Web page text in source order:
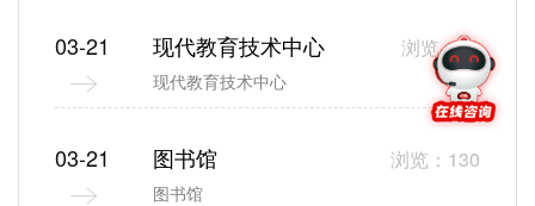
现代教育技术中心 浏览：23
现代教育技术中心
03-21
图书馆 浏览：130
图书馆
03-21